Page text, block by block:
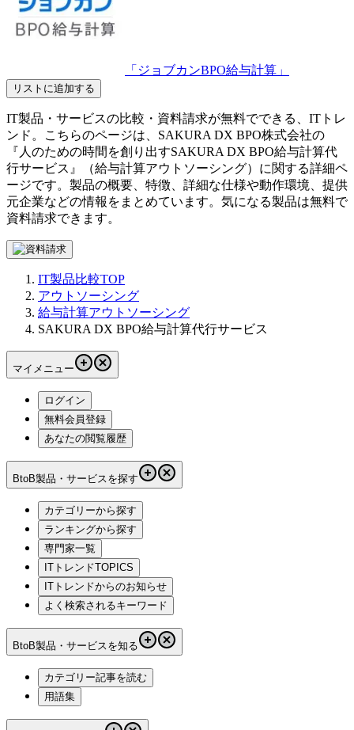
「ジョブカンBPO給与計算」
リストに追加する
IT製品・サービスの比較・資料請求が無料でできる、ITトレ
ンド。こちらのページは、 SAKURA DX BPO株式会社の
『 人のための時間を創り出すSAKURA DX BPO給与計算代
行サービス 』（給与計算アウトソーシング）に関する詳細ペ
ージです。製品の概要、特徴、詳細な仕様や動作環境、提供
元企業などの情報をまとめています。気になる製品は無料で
資料請求できます。
IT製品比較TOP
アウトソーシング
給与計算アウトソーシング
SAKURA DX BPO給与計算代行サービス
マイメニュー
ログイン
無料会員登録
あなたの閲覧履歴
BtoB製品・サービスを探す
カテゴリーから探す
ランキングから探す
専門家一覧
ITトレンドTOPICS
ITトレンドからのお知らせ
よく検索されるキーワード
BtoB製品・サービスを知る
カテゴリー記事を読む
用語集